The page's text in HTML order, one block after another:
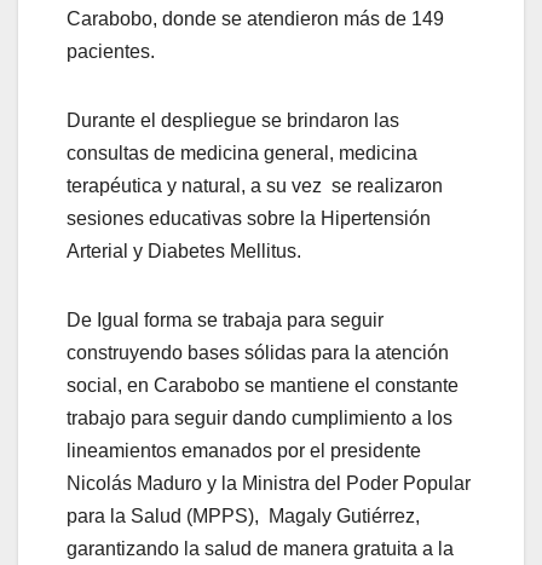
Carabobo, donde se atendieron más de 149
pacientes.
Durante el despliegue se brindaron las
consultas de medicina general, medicina
terapéutica y natural, a su vez se realizaron
sesiones educativas sobre la Hipertensión
Arterial y Diabetes Mellitus.
De Igual forma se trabaja para seguir
construyendo bases sólidas para la atención
social, en Carabobo se mantiene el constante
trabajo para seguir dando cumplimiento a los
lineamientos emanados por el presidente
Nicolás Maduro y la Ministra del Poder Popular
para la Salud (MPPS), Magaly Gutiérrez,
garantizando la salud de manera gratuita a la